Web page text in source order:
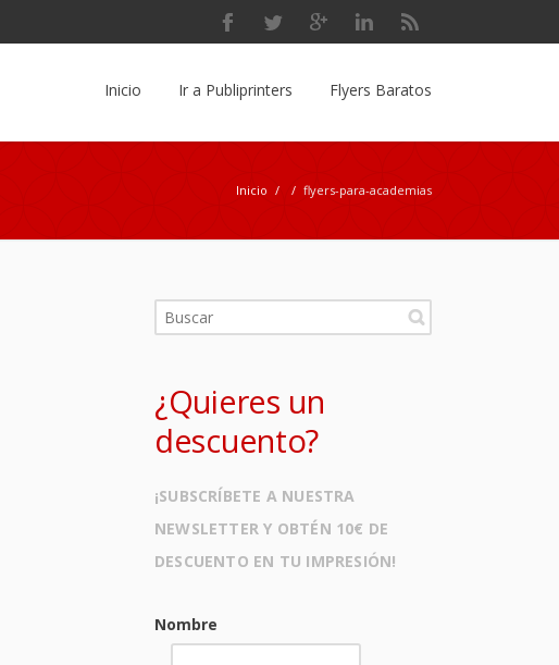
Inicio Ir a Publiprinters Flyers Baratos
Inicio / / flyers-para-academias
¿Quieres un
descuento?
¡SUBSCRÍBETE A NUESTRA
NEWSLETTER Y OBTÉN 10€ DE
DESCUENTO EN TU IMPRESIÓN!
Nombre